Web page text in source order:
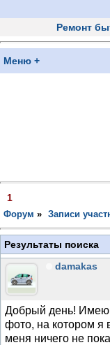
Ремонт
Меню +
1
Форум » Записи
Результаты поиска
damakas
Добрый день! Имею
фото, на котором я
меня ничего не